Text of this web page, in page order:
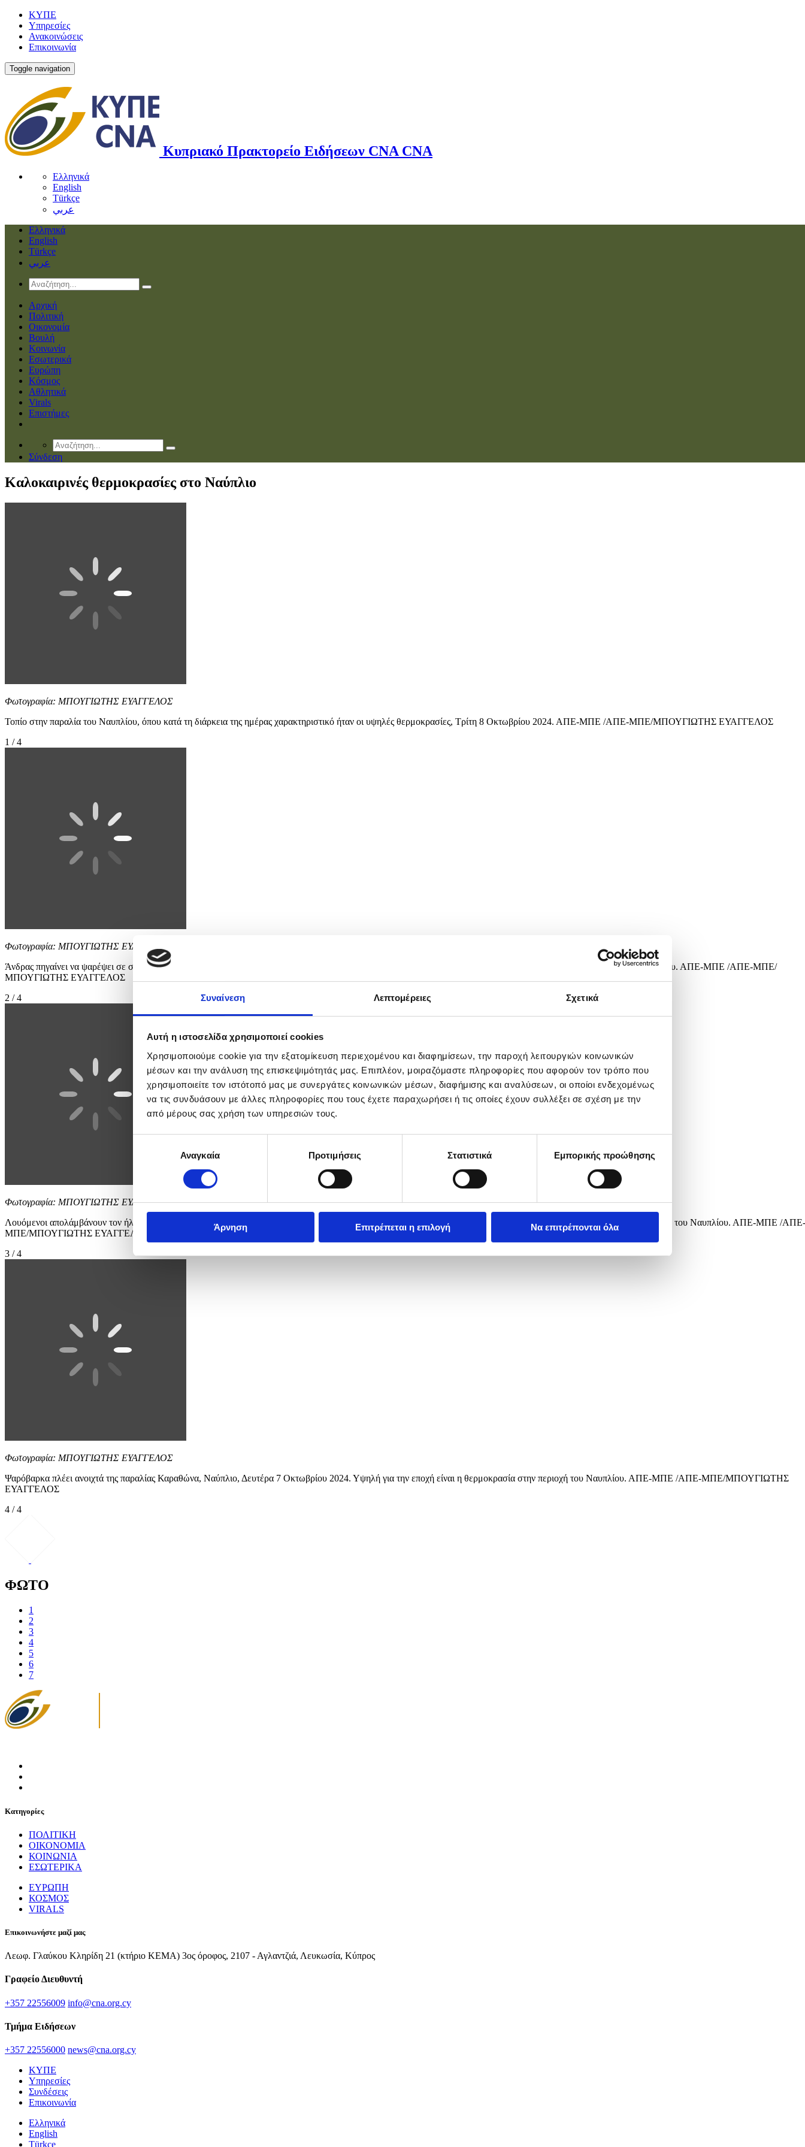
Συναίνεση Λεπτομέρειες Σχετικά
Αυτή η ιστοσελίδα χρησιμοποιεί cookies
Χρησιμοποιούμε cookie για την εξατομίκευση περιεχομένου και διαφημίσεων, την παροχή λειτουργιών κοινωνικών
μέσων και την ανάλυση της επισκεψιμότητάς μας. Επιπλέον, μοιραζόμαστε πληροφορίες που αφορούν τον τρόπο που
χρησιμοποιείτε τον ιστότοπό μας με συνεργάτες κοινωνικών μέσων, διαφήμισης και αναλύσεων, οι οποίοι ενδεχομένως
να τις συνδυάσουν με άλλες πληροφορίες που τους έχετε παραχωρήσει ή τις οποίες έχουν συλλέξει σε σχέση με την
από μέρους σας χρήση των υπηρεσιών τους.
συγκατάθεσηςΑναγκαία Προτιμήσεις Στατιστικά Εμπορικής προώθησης
Άρνηση Επιτρέπεται η επιλογή Να επιτρέπονται όλα
ΚΥΠΕ
Υπηρεσίες
Ανακοινώσεις
Επικοινωνία
Toggle navigation
Κυπριακό Πρακτορείο Ειδήσεων CNA CNA
Ελληνικά
English
Türkçe
عربي
Ελληνικά
English
Türkçe
عربي
Αρχική
Πολιτική
Οικονομία
Βουλή
Κοινωνία
Εσωτερικά
Ευρώπη
Κόσμος
Αθλητικά
Virals
Επιστήμες
Σύνδεση
Καλοκαιρινές θερμοκρασίες στο Ναύπλιο
Φωτογραφία: ΜΠΟΥΓΙΩΤΗΣ ΕΥΑΓΓΕΛΟΣ
Τοπίο στην παραλία του Ναυπλίου, όπου κατά τη διάρκεια της ημέρας χαρακτηριστικό ήταν οι υψηλές θερμοκρασίες, Τρίτη 8 Οκτωβρίου 2024. ΑΠΕ-ΜΠΕ /ΑΠΕ-ΜΠΕ/ΜΠΟΥΓΙΩΤΗΣ ΕΥΑΓΓΕΛΟΣ
1 / 4
Φωτογραφία: ΜΠΟΥΓΙΩΤΗΣ ΕΥΑΓΓΕΛΟΣ
Άνδρας πηγαίνει να ψαρέψει σε σημείο της παραλίας Καραθώνα, Ναύπλιο, Δευτέρα 7 Οκτωβρίου 2024. Υψηλή για την εποχή είναι η θερμοκρασία στην περιοχή του Ναυπλίου. ΑΠΕ-ΜΠΕ /ΑΠΕ-ΜΠΕ/
ΜΠΟΥΓΙΩΤΗΣ ΕΥΑΓΓΕΛΟΣ
2 / 4
Φωτογραφία: ΜΠΟΥΓΙΩΤΗΣ ΕΥΑΓΓΕΛΟΣ
Λουόμενοι απολάμβάνουν τον ήλιο και τη θάλασσα, στην παραλία Καραθώνα, Ναύπλιο, Δευτέρα 7 Οκτωβρίου 2024. Υψηλή για την εποχή είναι η θερμοκρασία στην περιοχή του Ναυπλίου. ΑΠΕ-ΜΠΕ /ΑΠΕ-
ΜΠΕ/ΜΠΟΥΓΙΩΤΗΣ ΕΥΑΓΓΕΛΟΣ
3 / 4
Φωτογραφία: ΜΠΟΥΓΙΩΤΗΣ ΕΥΑΓΓΕΛΟΣ
Ψαρόβαρκα πλέει ανοιχτά της παραλίας Καραθώνα, Ναύπλιο, Δευτέρα 7 Οκτωβρίου 2024. Υψηλή για την εποχή είναι η θερμοκρασία στην περιοχή του Ναυπλίου. ΑΠΕ-ΜΠΕ /ΑΠΕ-ΜΠΕ/ΜΠΟΥΓΙΩΤΗΣ
ΕΥΑΓΓΕΛΟΣ
4 / 4
ΦΩΤΟ
1
2
3
4
5
6
7
Κατηγορίες
ΠΟΛΙΤΙΚΗ
ΟΙΚΟΝΟΜΙΑ
ΚΟΙΝΩΝΙΑ
ΕΣΩΤΕΡΙΚΑ
ΕΥΡΩΠΗ
ΚΟΣΜΟΣ
VIRALS
Επικοινωνήστε μαζί μας
Λεωφ. Γλαύκου Κληρίδη 21 (κτήριο ΚΕΜΑ) 3ος όροφος, 2107 - Αγλαντζιά, Λευκωσία, Κύπρος
Γραφείο Διευθυντή
+357 22556009 info@cna.org.cy
Τμήμα Ειδήσεων
+357 22556000 news@cna.org.cy
ΚΥΠΕ
Υπηρεσίες
Συνδέσεις
Επικοινωνία
Ελληνικά
English
Türkçe